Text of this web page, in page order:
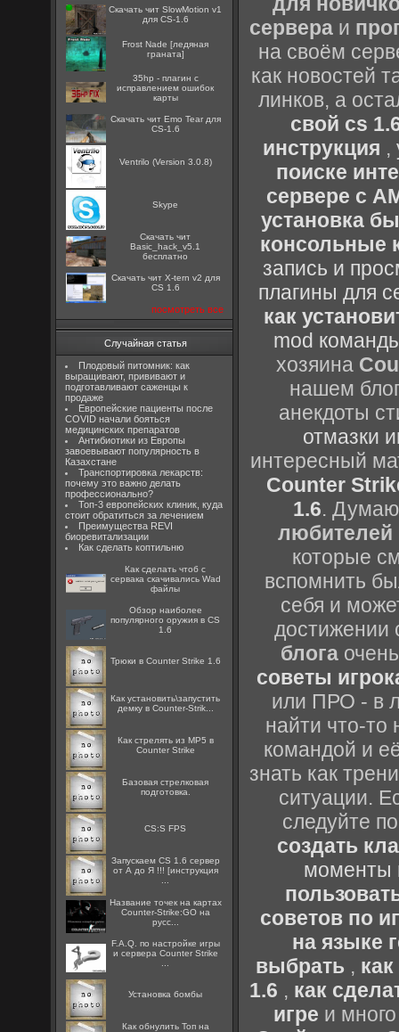
Скачать чит SlowMotion v1
для CS-1.6
Frost Nade [ледяная
граната]
35hp - плагин с
исправлением ошибок
карты
Скачать чит Emo Tear для
CS-1.6
Ventrilo (Version 3.0.8)
Skype
Скачать чит
Basic_hack_v5.1
бесплатно
Скачать чит X-tern v2 для
CS 1.6
посмотреть все
Случайная статья
Плодовый питомник: как
выращивают, прививают и
подготавливают саженцы к
продаже
Европейские пациенты после
COVID начали бояться
медицинских препаратов
Антибиотики из Европы
завоевывают популярность в
Казахстане
Транспортировка лекарств:
почему это важно делать
профессионально?
Топ-3 европейских клиник, куда
стоит обратиться за лечением
Преимущества REVI
биоревитализации
Как сделать коптильню
Как сделать чтоб с
сервака скачивались Wad
файлы
Обзор наиболее
популярного оружия в CS
1.6
Трюки в Counter Strike 1.6
Как установить\запустить
демку в Counter-Strik...
Как стрелять из MP5 в
Counter Strike
Базовая стрелковая
подготовка.
CS:S FPS
Запускаем CS 1.6 сервер
от А до Я !!! [инструкция
Название точек на картах
Counter-Strike:GO на
русс...
F.A.Q. по настройке игры
и сервера Counter Strike
Установка бомбы
Как обнулить Топ на
сервера и
на своём
как новостей
линков, а
свой cs
инструкция ,
поиске
сервере с
установка
консольные
запись и
плагины для
как
mod
хозяина
нашем
анекдоты
отмазки
интересный
Counter
1.6. Думаю
любителей
которые
вспомнить
себя и
достижении
блога
советы
или ПРО - в
найти что-то
командой и
знать как
ситуации.
следуйте
создать
моменты
советов по
на языке
выбрать ,
1.6 , как
игре и